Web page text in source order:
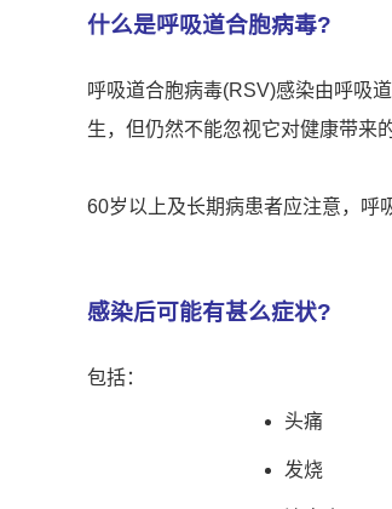
什么是呼吸道合胞病毒?
呼吸道合胞病毒(RSV)感染由呼吸
生，但仍然不能忽视它对健康带来
60岁以上及长期病患者应注意，呼
感染后可能有甚么症状?
包括：
头痛
发烧